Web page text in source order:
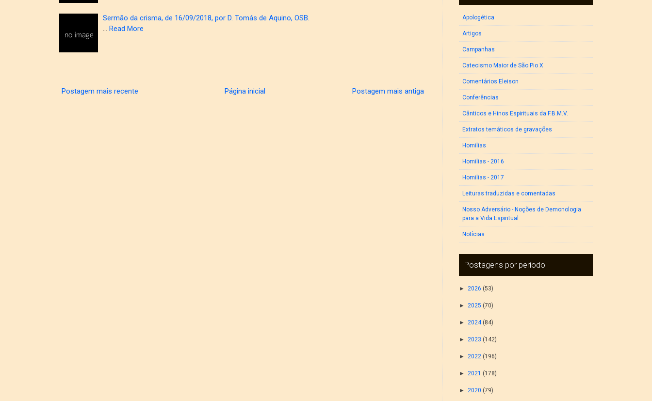
Sermão da crisma, de 16/09/2018, por D. Tomás de Aquino, OSB.
… Read More
Postagem mais recente Postagem mais antiga
Página inicial
Apologética
Artigos
Campanhas
Catecismo Maior de São Pio X
Comentários Eleison
Conferências
Cânticos e Hinos Espirituais da F.B.M.V.
Extratos temáticos de gravações
Homilias
Homilias - 2016
Homilias - 2017
Leituras traduzidas e comentadas
Nosso Adversário - Noções de Demonologia
para a Vida Espiritual
Notícias
Postagens por período
► 2026 (53)
► 2025 (70)
► 2024 (84)
► 2023 (142)
► 2022 (196)
► 2021 (178)
► 2020 (79)